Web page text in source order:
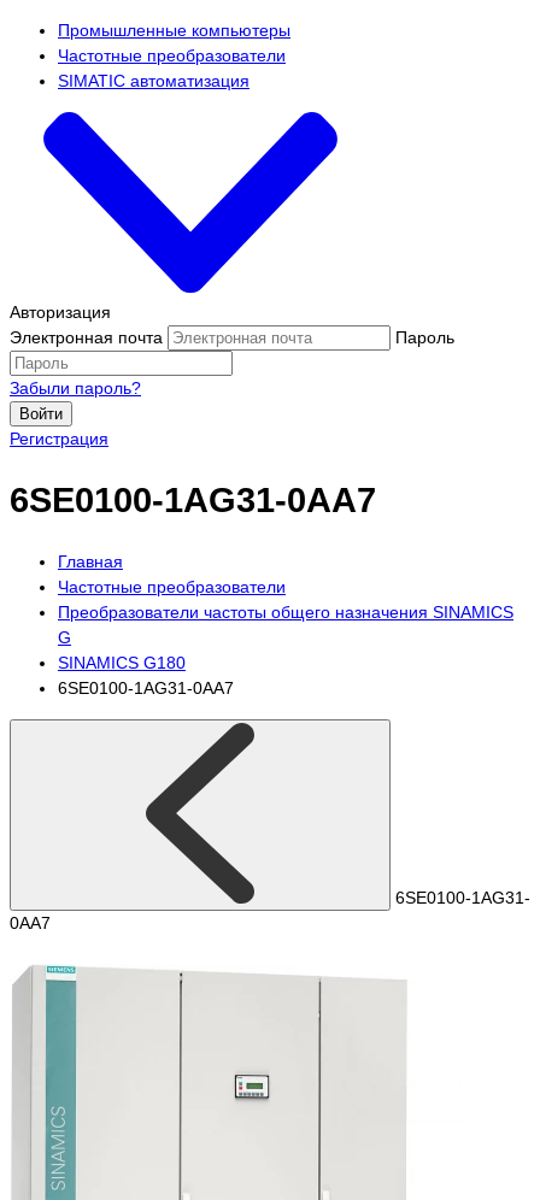
Промышленные компьютеры
Частотные преобразователи
SIMATIC автоматизация
Авторизация
Электронная почта
Пароль
Забыли пароль?
Войти
Регистрация
6SE0100-1AG31-0AA7
Главная
Частотные преобразователи
Преобразователи частоты общего назначения SINAMICS
G
SINAMICS G180
6SE0100-1AG31-0AA7
6SE0100-1AG31-
0AA7